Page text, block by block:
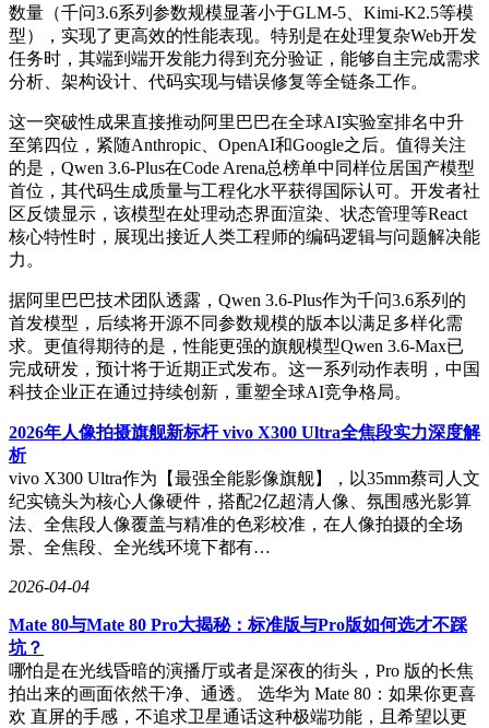
数量（千问3.6系列参数规模显著小于GLM-5、Kimi-K2.5等模
型），实现了更高效的性能表现。特别是在处理复杂Web开发
任务时，其端到端开发能力得到充分验证，能够自主完成需求
分析、架构设计、代码实现与错误修复等全链条工作。
这一突破性成果直接推动阿里巴巴在全球AI实验室排名中升
至第四位，紧随Anthropic、OpenAI和Google之后。值得关注
的是，Qwen 3.6-Plus在Code Arena总榜单中同样位居国产模型
首位，其代码生成质量与工程化水平获得国际认可。开发者社
区反馈显示，该模型在处理动态界面渲染、状态管理等React
核心特性时，展现出接近人类工程师的编码逻辑与问题解决能
力。
据阿里巴巴技术团队透露，Qwen 3.6-Plus作为千问3.6系列的
首发模型，后续将开源不同参数规模的版本以满足多样化需
求。更值得期待的是，性能更强的旗舰模型Qwen 3.6-Max已
完成研发，预计将于近期正式发布。这一系列动作表明，中国
科技企业正在通过持续创新，重塑全球AI竞争格局。
2026年人像拍摄旗舰新标杆 vivo X300 Ultra全焦段实力深度解
析
vivo X300 Ultra作为【最强全能影像旗舰】，以35mm蔡司人文
纪实镜头为核心人像硬件，搭配2亿超清人像、氛围感光影算
法、全焦段人像覆盖与精准的色彩校准，在人像拍摄的全场
景、全焦段、全光线环境下都有…
2026-04-04
Mate 80与Mate 80 Pro大揭秘：标准版与Pro版如何选才不踩
坑？
哪怕是在光线昏暗的演播厅或者是深夜的街头，Pro 版的长焦
拍出来的画面依然干净、通透。 选华为 Mate 80：如果你更喜
欢 直屏的手感，不追求卫星通话这种极端功能，且希望以更